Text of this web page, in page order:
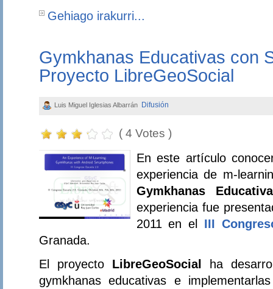
Gehiago irakurri...
Gymkhanas Educativas con
Proyecto LibreGeoSocial
Luis Miguel Iglesias Albarrán Difusión
( 4 Votes )
En este artículo
experiencia de m-
Gymkhanas
experiencia fue
2011 en el III
Granada.
El proyecto LibreGeoSocial ha
gymkhanas educativas e